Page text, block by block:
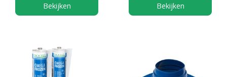
Bekijken Bekijken